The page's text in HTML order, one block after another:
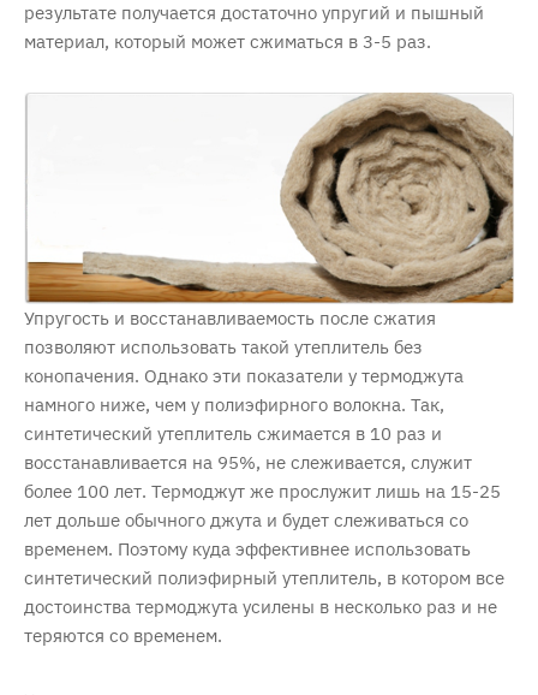
результате получается достаточно упругий и пышный
материал, который может сжиматься в 3-5 раз.
Упругость и восстанавливаемость после сжатия
позволяют использовать такой утеплитель без
конопачения. Однако эти показатели у термоджута
намного ниже, чем у полиэфирного волокна. Так,
синтетический утеплитель сжимается в 10 раз и
восстанавливается на 95%, не слеживается, служит
более 100 лет. Термоджут же прослужит лишь на 15-25
лет дольше обычного джута и будет слеживаться со
временем. Поэтому куда эффективнее использовать
синтетический полиэфирный утеплитель, в котором все
достоинства термоджута усилены в несколько раз и не
теряются со временем.